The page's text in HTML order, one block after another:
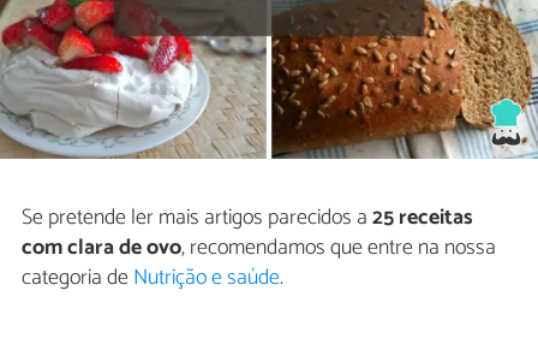
Se pretende ler mais artigos parecidos a25 receitas
com clara de ovo, recomendamos que entre na nossa
categoria deNutrição e saúde.